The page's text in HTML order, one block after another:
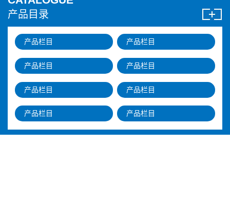
产品目录
产品栏目 产品栏目
产品栏目 产品栏目
产品栏目 产品栏目
产品栏目 产品栏目